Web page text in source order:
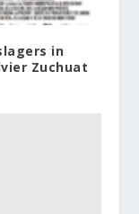
in
Zuchuat